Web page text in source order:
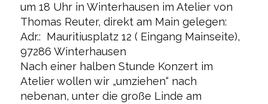
um 18 Uhr in Winterhausen im Atelier von
Thomas Reuter, direkt am Main gelegen:
Adr.: Mauritiusplatz 12 ( Eingang Mainseite),
97286 Winterhausen
Nach einer halben Stunde Konzert im
Atelier wollen wir „umziehen“ nach
nebenan, unter die große Linde am